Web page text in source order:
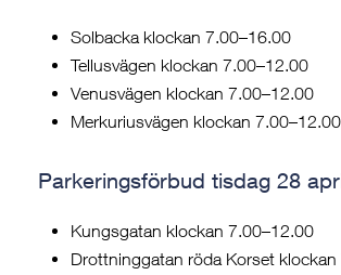
Solbacka klockan 7.00–16.00
Tellusvägen klockan 7.00–12.00
Venusvägen klockan 7.00–12.00
Merkuriusvägen klockan 7.00–12.00
Parkeringsförbud tisdag 28
Kungsgatan klockan 7.00–12.00
Drottninggatan röda Korset